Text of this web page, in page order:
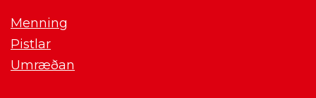
Menning
Pistlar
Umræðan